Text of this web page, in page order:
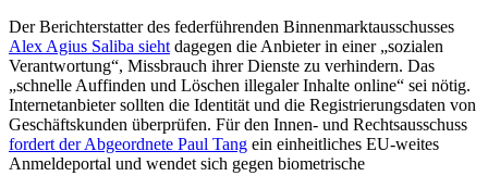
Der Berichterstatter des federführenden Binnenmarktausschusses
Alex Agius Saliba sieht dagegen die Anbieter in einer „sozialen
Verantwortung“, Missbrauch ihrer Dienste zu verhindern. Das
„schnelle Auffinden und Löschen illegaler Inhalte online“ sei nötig.
Internetanbieter sollten die Identität und die Registrierungsdaten von
Geschäftskunden überprüfen. Für den Innen- und Rechtsausschuss
fordert derAbgeordnete Paul Tang ein einheitliches EU-weites
Anmeldeportal und wendet sich gegen biometrische